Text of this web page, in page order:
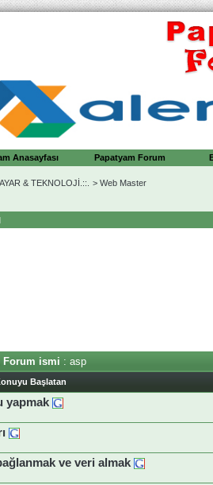
Anasayfası Papatyam Forum
& TEKNOLOJİ.::. > Web Master
Forum ismi : asp
Başlatan
yapmak
ve veri almak